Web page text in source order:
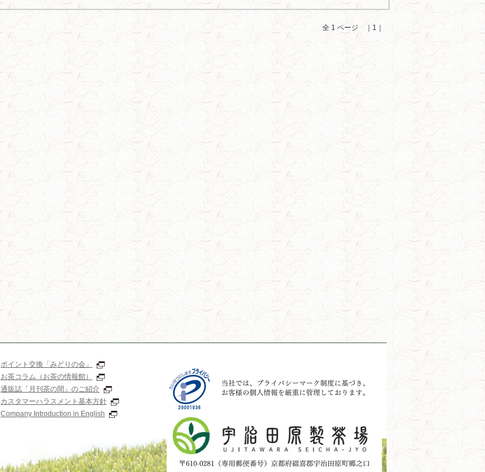
全 1 ページ ｜1｜
ポイント交換「みどりの会」
お茶コラム（お茶の情報館）
通販誌「月刊茶の間」のご紹介
カスタマーハラスメント基本方針
Company Introduction in English